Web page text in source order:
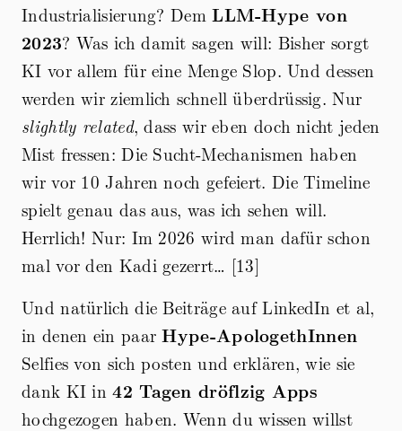
Industrialisierung? DemLLM-Hype von
2023? Was ich damit sagen will: Bisher sorgt
KI vor allem für eine Menge Slop. Und dessen
werden wir ziemlich schnell überdrüssig. Nur
slightly related, dass wir eben doch nicht jeden
Mist fressen: Die Sucht-Mechanismen haben
wir vor 10 Jahren noch gefeiert. Die Timeline
spielt genau das aus, was ich sehen will.
Herrlich! Nur: Im 2026 wird man dafür schon
mal vor den Kadi gezerrt… [13]
Und natürlich die Beiträge auf LinkedIn et al,
in denen ein paarHype-ApologethInnen
Selfies von sich posten und erklären, wie sie
dank KI in42 Tagen dröflzig Apps
hochgezogen haben. Wenn du wissen willst